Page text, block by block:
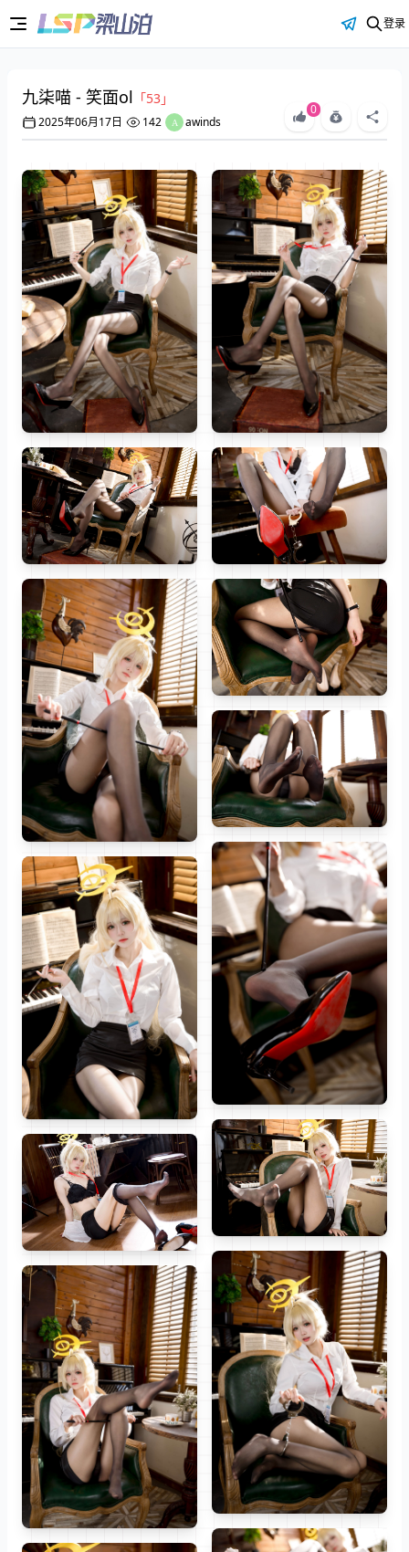
登录
九柒喵 - 笑面ol 「53」
2025年06月17日 142 awinds
0